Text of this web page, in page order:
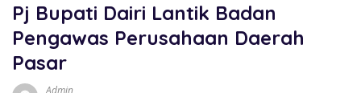
Pj Bupati Dairi Lantik Badan
Pengawas Perusahaan Daerah
Pasar
Admin